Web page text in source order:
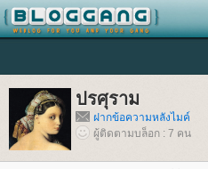
ปรศุราม
ฝากข้อความหลังไมค์
ผู้ติดตามบล็อก : 7 คน